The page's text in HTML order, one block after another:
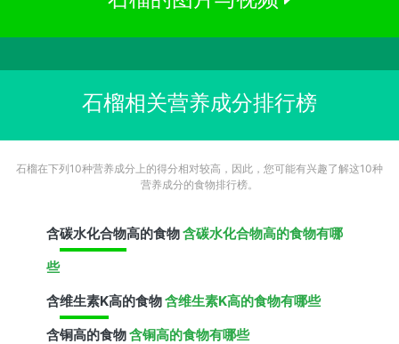
石榴相关营养成分排行榜
石榴在下列10种营养成分上的得分相对较高，因此，您可能有兴趣了解这10种
营养成分的食物排行榜。
含碳水化合物高的食物含碳水化合物高的食物有哪
些
含维生素K高的食物含维生素K高的食物有哪些
含铜高的食物含铜高的食物有哪些